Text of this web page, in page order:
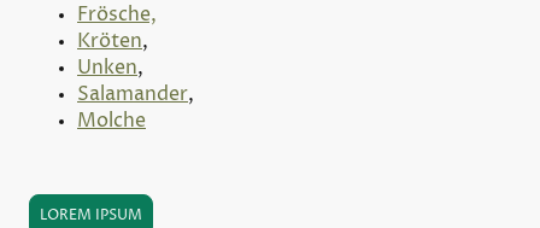
Frösche,
Kröten,
Unken,
Salamander,
Molche
LOREM IPSUM